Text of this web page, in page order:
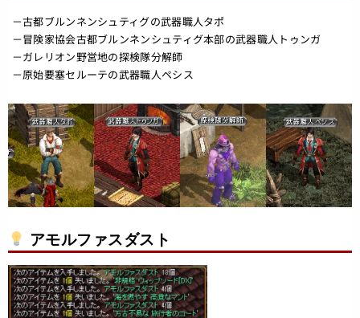
－古都ブルンネンシュティグの武器職人タポ
－冒険家協会古都ブルンネンシュティグ本部の武器職人トゥンガ
－ガレリオン野営地の探検隊分解師
－原始要塞セルーテの武器職人ペシス
アモルファスダスト